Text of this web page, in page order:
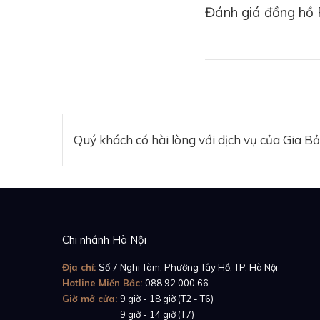
Đánh giá đồng hồ
Quý khách có hài lòng với dịch vụ của Gia
Chi nhánh Hà Nội
Địa chỉ: Số 7 Nghi Tàm, Phường Tây Hồ, TP. Hà Nội
Hotline Miền Bắc: 088.92.000.66
Giờ mở cửa: 9 giờ - 18 giờ (T2 - T6)
9 giờ - 14 giờ (T7)